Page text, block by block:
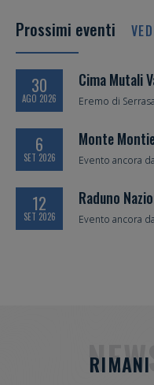
Prossimi eventi
Cima Mutali
30
AGO 2026 Eremo di
Monte
6
SET 2026 Evento ancora
Raduno
12
SET 2026 Evento ancora
RIMANI